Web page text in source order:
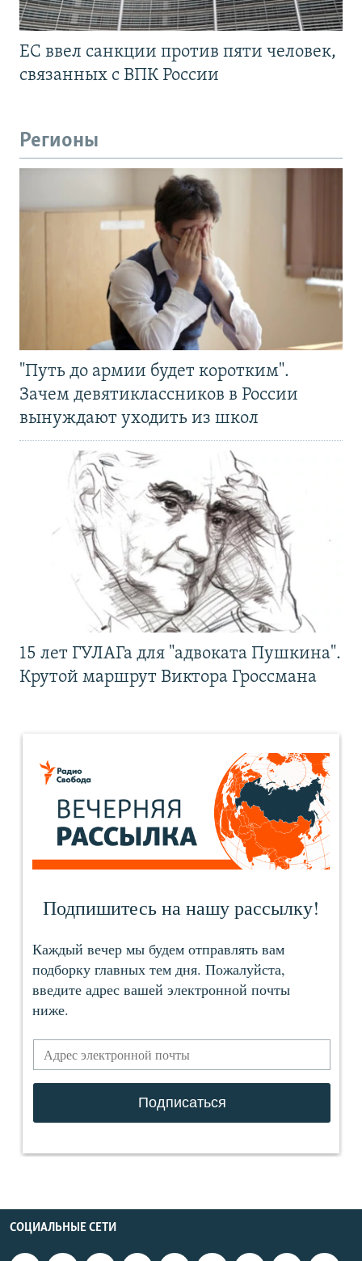
ЕС ввел санкции против пяти человек,
связанных с ВПК России
Регионы
"Путь до армии будет коротким".
Зачем девятиклассников в России
вынуждают уходить из школ
15 лет ГУЛАГа для "адвоката Пушкина".
Крутой маршрут Виктора Гроссмана
СОЦИАЛЬНЫЕ СЕТИ